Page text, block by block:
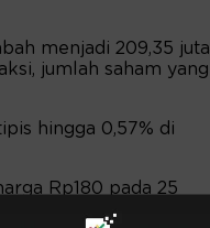
menjadi 209,35 juta
jumlah saham yang
hingga 0,57% di
Rp180 pada 25